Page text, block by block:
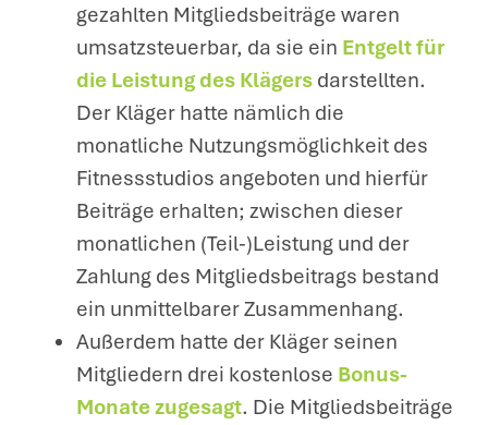
gezahlten Mitgliedsbeiträge waren
umsatzsteuerbar, da sie ein Entgelt für
die Leistung des Klägers darstellten.
Der Kläger hatte nämlich die
monatliche Nutzungsmöglichkeit des
Fitnessstudios angeboten und hierfür
Beiträge erhalten; zwischen dieser
monatlichen (Teil-)Leistung und der
Zahlung des Mitgliedsbeitrags bestand
ein unmittelbarer Zusammenhang.
Außerdem hatte der Kläger seinen
Mitgliedern drei kostenlose Bonus-
Monate zugesagt. Die Mitgliedsbeiträge